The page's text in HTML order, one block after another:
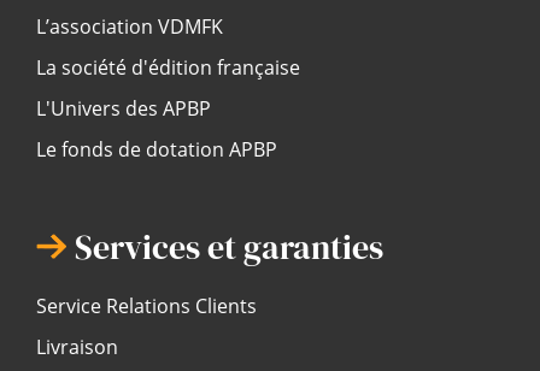
L’association VDMFK
La société d'édition française
L'Univers des APBP
Le fonds de dotation APBP
Services et garanties
Service Relations Clients
Livraison